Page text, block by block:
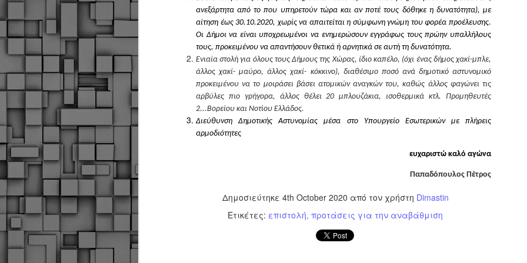
ανεξάρτητα από το που υπηρετούν τώρα και αν ποτέ τους δόθηκε η δυνατότητα), με
αίτηση έως 30.10.2020, χωρίς να απαιτείται η σύμφωνη γνώμη του φορέα προέλευσης.
Οι Δήμοι να είναι υποχρεωμένοι να ενημερώσουν εγγράφως τους πρώην υπαλλήλους
τους, προκειμένου να απαντήσουν θετικά ή αρνητικά σε αυτή τη δυνατότητα.
Ενιαία στολή για όλους τους Δήμους της Χώρας, ίδιο καπέλο, (όχι ένας δήμος χακί-μπλε,
άλλος χακί- μαύρο, άλλος χακί- κόκκινο), διαθέσιμο ποσό ανά δημοτικό αστυνομικό
προκειμένου να το μοιράσει βάσει ατομικών αναγκών του, καθώς άλλος φαγώνει τις
αρβύλες πιο γρήγορα, άλλος θέλει 20 μπλουζάκια, ισοθερμικά κτλ. Προμηθευτές
2...Βορείου και Νοτίου Ελλάδος.
Διεύθυνση Δημοτικής Αστυνομίας μέσα στο Υπουργείο Εσωτερικών με πλήρεις
αρμοδιότητες
ευχαριστώ καλό αγώνα
Παπαδόπουλος Πέτρος
Δημοσιεύτηκε 4th October 2020 από τον χρήστη Dimastin
Ετικέτες: επιστολή προτάσεις για την αναβάθμιση
εκπαιδευμένους
ήδη ολοκληρώσει την
είναι έτοιμοι να
Στο πλαίσιο της
ολοκαίνουργια
τις περιπολίες και τις
στελεχών της υπηρεσίας.
JUN